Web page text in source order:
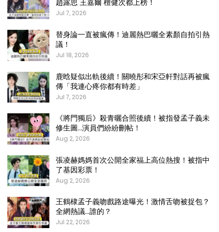
趙露思 王嘉爾 檀健次都上榜！
Jul 7, 2026
替身論一直被瘋傳！迪麗熱巴曬全素顏自拍引熱
議！
Jul 18, 2026
鹿晗疑似出軌後續！關曉彤和宋亞軒對話再被瘋
傳「我連心疼你都有時差」
Jul 7, 2026
《將門獨后》殺青曬合照後續！被指發孟子義未
修生圖…演員們紛紛刪帖！
Aug 2, 2026
張凌赫媽媽首次公開全家福上高位熱搜！被指中
了基因彩票！
Aug 2, 2026
王鶴棣孟子義吻戲路途曝光！激情舌吻被捉包？
全網熱議…誰的？
Jul 22, 2026